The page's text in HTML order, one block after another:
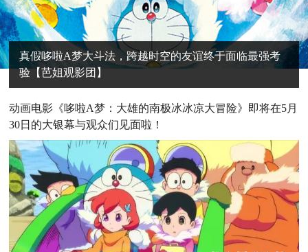
真假哆啦A梦大斗法，跨越时空的友谊终于面临最强考
验【芭姐观影团】
动画电影《哆啦A梦：大雄的南极冰冰凉大冒险》即将在5月
30日的大银幕与观众们见面啦！